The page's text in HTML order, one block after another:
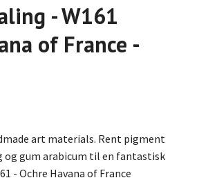
- W161
of France -
art materials. Rent pigment
og gum arabicum til en fantastisk
- Ochre Havana of France